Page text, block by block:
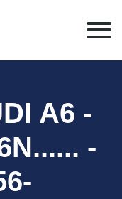
A6 -
-